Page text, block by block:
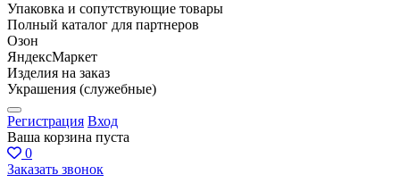
Упаковка и сопутствующие товары
Полный каталог для партнеров
Озон
ЯндексМаркет
Изделия на заказ
Украшения (служебные)
Регистрация Вход
Ваша корзина пуста
0
Заказать звонок